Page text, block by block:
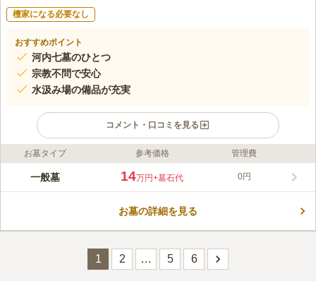
檀家になる必要なし
おすすめポイント
河内七墓のひとつ
宗教不問で安心
水汲み場の備品が充実
コメント・口コミを見る
ライフドット編集部のコメント
河内七墓のひとつとして知られる、歴史ある墓地です。 歴史を
あり設備も整っています。 水汲み場の備品も充実しているの
口コミ 件
お墓タイプ 参考価格 管理費
一般墓 14万円+墓石代 0円
お墓の詳細を見る
1 2 … 5 6